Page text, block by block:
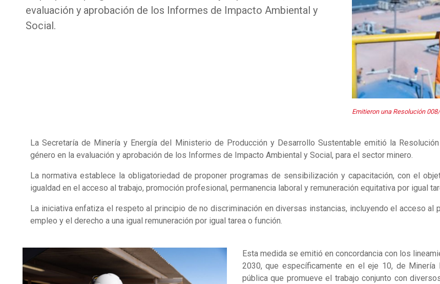
evaluación y aprobación de los Informes de Impacto Ambiental y
Social.
Emitieron una Resolución
La Secretaría de Minería y Energía del Ministerio de Producción y Desarrollo Sustentable emitió la
género en la evaluación y aprobación de los Informes de Impacto Ambiental y Social, para el sector minero.
La normativa establece la obligatoriedad de proponer programas de sensibilización y capacitación, con el
igualdad en el acceso al trabajo, promoción profesional, permanencia laboral y remuneración equitativa por igual
La iniciativa enfatiza el respeto al principio de no discriminación en diversas instancias, incluyendo el acceso al
empleo y el derecho a una igual remuneración por igual tarea o función.
Esta medida se emitió en concordancia con los
2030, que específicamente en el eje 10, de
pública que promueve el trabajo conjunto con